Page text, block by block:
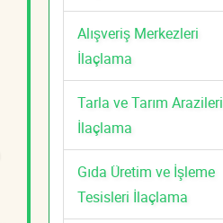
Alışveriş Merkezleri
İlaçlama
Tarla ve Tarım Arazileri
İlaçlama
Gıda Üretim ve İşleme
Tesisleri İlaçlama